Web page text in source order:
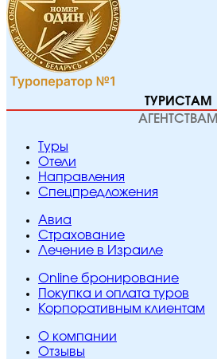
ТУРИСТАМ
АГЕНТСТВАМ
Туры
Отели
Направления
Спецпредложения
Авиа
Страхование
Лечение в Израиле
Online бронирование
Покупка и оплата туров
Корпоративным клиентам
O компании
Отзывы